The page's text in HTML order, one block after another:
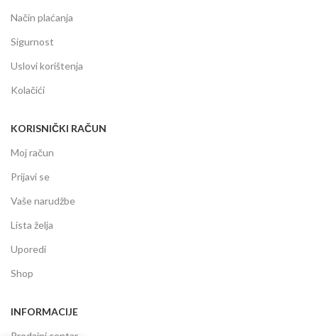
Način plaćanja
Sigurnost
Uslovi korištenja
Kolačići
KORISNIČKI RAČUN
Moj račun
Prijavi se
Vaše narudžbe
Lista želja
Uporedi
Shop
INFORMACIJE